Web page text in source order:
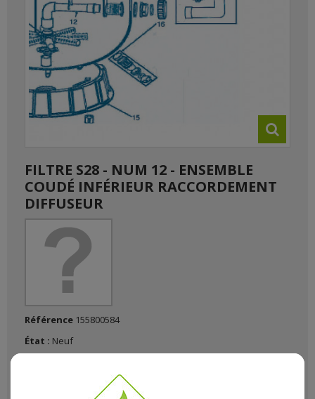
FILTRE S28 - NUM 12 - ENSEMBLE
COUDÉ INFÉRIEUR RACCORDEMENT
DIFFUSEUR
Référence 155800584
État : Neuf